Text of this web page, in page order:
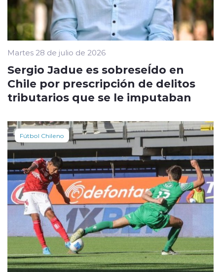
Martes 28 de julio de 2026
Sergio Jadue es sobreseÍdo en
Chile por prescripción de delitos
tributarios que se le imputaban
Fútbol Chileno